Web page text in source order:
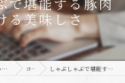
る美味しさ
東京都西葛西のしゃぶしゃぶなら豚しゃぶ専門店 とんとん コラム しゃぶしゃぶで堪能する豚肉のとろける美味しさ